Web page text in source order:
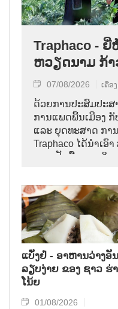
Traphaco -
ຫວຽດນາມ ກ້າ
07/08/2026 ເຄື່ອ
ດ້ວຍການປະສົມປະສ
ການແພດພື້ນເມືອງ ກັ
ແລະ ຍຸດທະສາດ ກາ
Traphaco ໄດ້ນຳເ
ກາຍເປັນພື້ນຖານ ໃ
ຕະຫຼາດສາກົນ.
ແບັ໋ງຢໍ່ - ອາຫານວ່າງອັນ
ລຽບງ່າຍ ຂອງ ຊາວ ຮ່າ
ໂນ້ຍ
01/08/2026